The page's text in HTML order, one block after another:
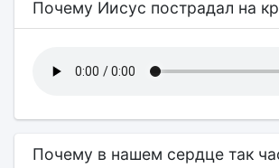
Почему Иисус пострадал на
Почему в нашем сердце так